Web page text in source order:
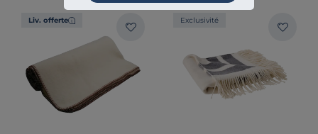
Liv. offerte Exclusivité